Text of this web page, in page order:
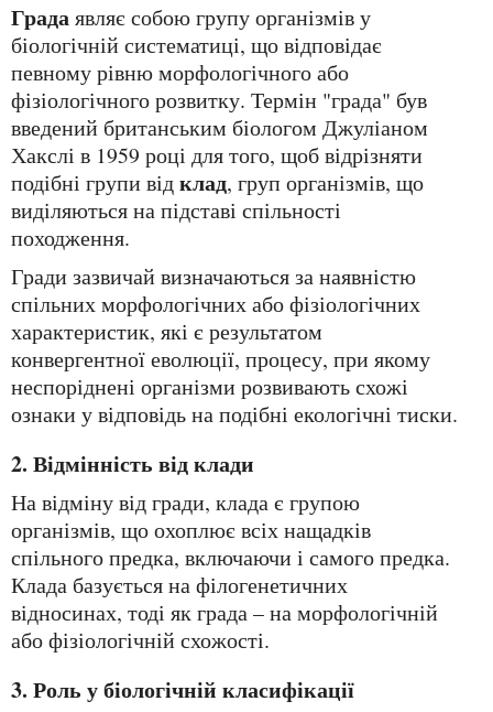
Градаявляє собою групу організмів у
біологічній систематиці, що відповідає
певному рівню морфологічного або
фізіологічного розвитку. Термін "града" був
введений британським біологом Джуліаном
Хакслі в 1959 році для того, щоб відрізняти
подібні групи відклад, груп організмів, що
виділяються на підставі спільності
походження.
Гради зазвичай визначаються за наявністю
спільних морфологічних або фізіологічних
характеристик, які є результатом
конвергентної еволюції, процесу, при якому
неспоріднені організми розвивають схожі
ознаки у відповідь на подібні екологічні тиски.
2. Відмінність від клади
На відміну від гради, клада є групою
організмів, що охоплює всіх нащадків
спільного предка, включаючи і самого предка.
Клада базується на філогенетичних
відносинах, тоді як града – на морфологічній
або фізіологічній схожості.
3. Роль у біологічній класифікації